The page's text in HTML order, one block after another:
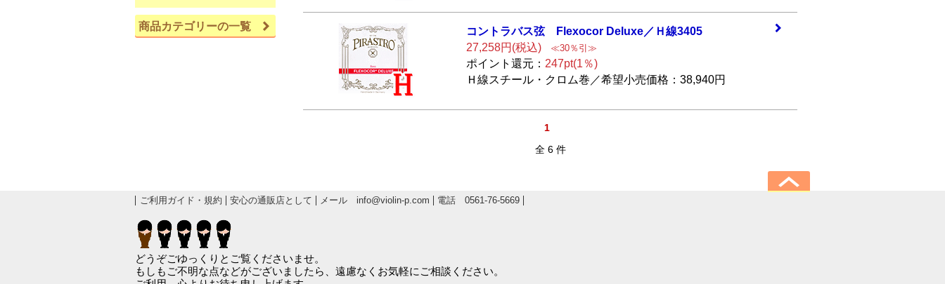
コントラバス弦 Flexocor Deluxe／ Ｈ線3405
27,258円(税込)≪30％引≫
ポイント還元： 247pt(1％)
Ｈ線スチール・クロム巻／希望小売価格：38,940円
1
全 6 件
商品カテゴリーの一覧
ご利用ガイド・規約 安心の通販店として メール info@violin-p.com 電話 0561-76-5669
どうぞごゆっくりとご覧くださいませ。
もしもご不明な点などがございましたら、遠慮なくお気軽にご相談ください。